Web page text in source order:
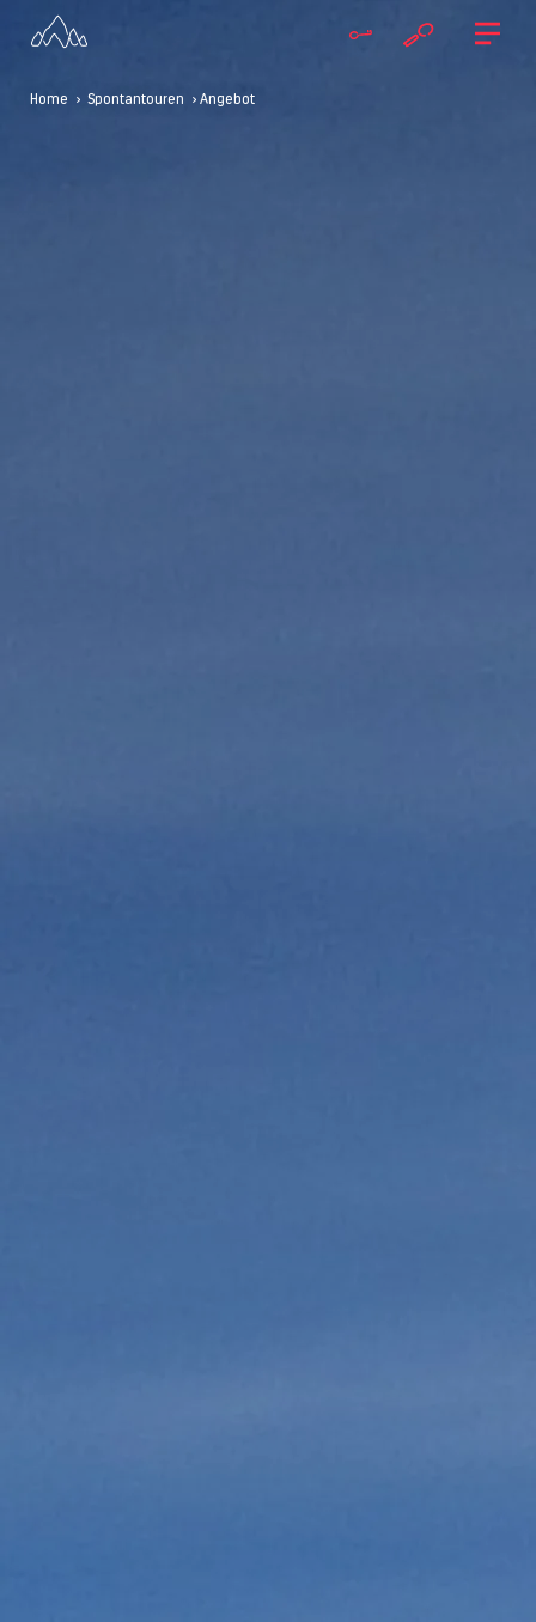
Home > Spontantouren > Angebot